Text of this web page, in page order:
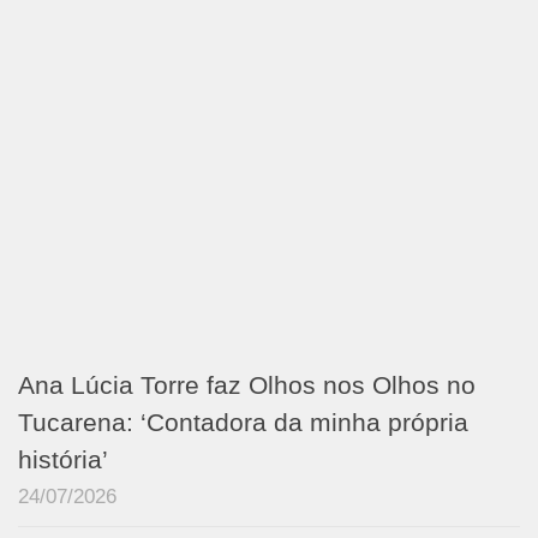
Ana Lúcia Torre faz Olhos nos Olhos no
Tucarena: ‘Contadora da minha própria
história’
24/07/2026